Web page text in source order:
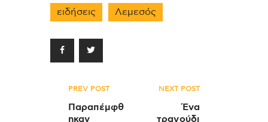
ειδήσεις Λεμεσός
Πλοήγηση
άρθρων
PREV POST
Παραπέμφθ
ηκαν
NEXT POST
Ένα
τραγούδι